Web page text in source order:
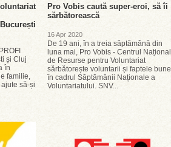
și Cluj
în
familie,
să-și
Pro Vobis caută super-eroi, să îi
sărbătorească
16 Apr 2020
De 19 ani, în a treia săptămână din
luna mai, Pro Vobis - Centrul Național
de Resurse pentru Voluntariat
sărbătorește voluntarii și faptele bune
în cadrul Săptămânii Naționale a
Voluntariatului. SNV...